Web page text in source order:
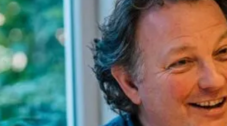
Totstandkoming WOZ-waarde
WOZ Waardeloket
Waarvoor wordt de WOZ-waarde
Niet eens met de WOZ-waarde?